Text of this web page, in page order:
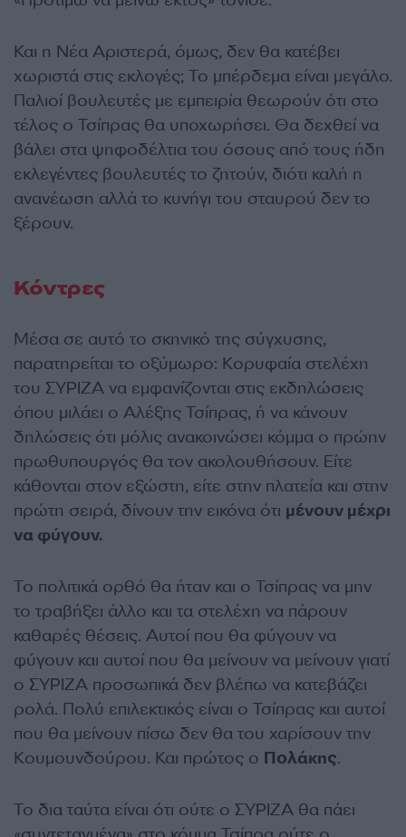
Και η Νέα Αριστερά, όμως, δεν θα κατέβει
χωριστά στις εκλογές; Το μπέρδεμα είναι μεγάλο.
Παλιοί βουλευτές με εμπειρία θεωρούν ότι στο
τέλος ο Τσίπρας θα υποχωρήσει. Θα δεχθεί να
βάλει στα ψηφοδέλτια του όσους από τους ήδη
εκλεγέντες βουλευτές το ζητούν, διότι καλή η
ανανέωση αλλά το κυνήγι του σταυρού δεν το
ξέρουν.
Κόντρες
Μέσα σε αυτό το σκηνικό της σύγχυσης,
παρατηρείται το οξύμωρο: Κορυφαία στελέχη
του ΣΥΡΙΖΑ να εμφανίζονται στις εκδηλώσεις
όπου μιλάει ο Αλέξης Τσίπρας, ή να κάνουν
δηλώσεις ότι μόλις ανακοινώσει κόμμα ο πρώην
πρωθυπουργός θα τον ακολουθήσουν. Είτε
κάθονται στον εξώστη, είτε στην πλατεία και στην
πρώτη σειρά, δίνουν την εικόνα ότι μένουν μέχρι
να φύγουν.
Το πολιτικά ορθό θα ήταν και ο Τσίπρας να μην
το τραβήξει άλλο και τα στελέχη να πάρουν
καθαρές θέσεις. Αυτοί που θα φύγουν να
φύγουν και αυτοί που θα μείνουν να μείνουν γιατί
ο ΣΥΡΙΖΑ προσωπικά δεν βλέπω να κατεβάζει
ρολά. Πολύ επιλεκτικός είναι ο Τσίπρας και αυτοί
που θα μείνουν πίσω δεν θα του χαρίσουν την
Κουμουνδούρου. Και πρώτος ο Πολάκης.
Το δια ταύτα είναι ότι ούτε ο ΣΥΡΙΖΑ θα πάει